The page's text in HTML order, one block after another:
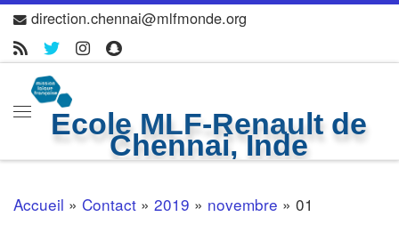
Skip to content
direction.chennai@mlfmonde.org
Ecole MLF-Renault de
Chennai, Inde
Menu
Accueil » Contact » 2019 » novembre » 01